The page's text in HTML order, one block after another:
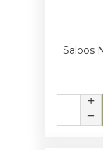
Saloos